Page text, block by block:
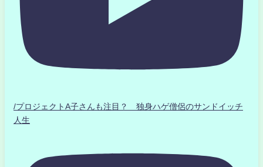
/プロジェクトA子さんも注目？ 独身ハゲ僧侶のサンドイッチ
人生